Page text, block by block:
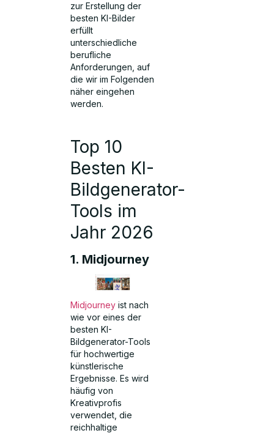
zur Erstellung der
besten KI-Bilder
erfüllt
unterschiedliche
berufliche
Anforderungen, auf
die wir im Folgenden
näher eingehen
werden.
Top 10
Besten KI-
Bildgenerator-
Tools im
Jahr 2026
1. Midjourney
Midjourney ist nach
wie vor eines der
besten KI-
Bildgenerator-Tools
für hochwertige
künstlerische
Ergebnisse. Es wird
häufig von
Kreativprofis
verwendet, die
reichhaltige